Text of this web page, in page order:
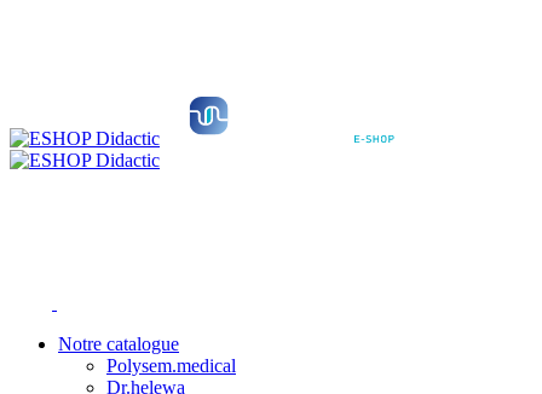
Notre catalogue
Polysem.medical
Dr.helewa